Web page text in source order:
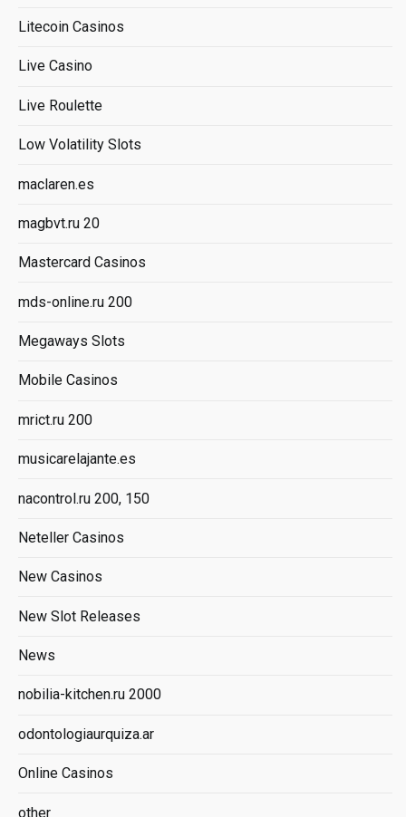
Litecoin Casinos
Live Casino
Live Roulette
Low Volatility Slots
maclaren.es
magbvt.ru 20
Mastercard Casinos
mds-online.ru 200
Megaways Slots
Mobile Casinos
mrict.ru 200
musicarelajante.es
nacontrol.ru 200, 150
Neteller Casinos
New Casinos
New Slot Releases
News
nobilia-kitchen.ru 2000
odontologiaurquiza.ar
Online Casinos
other